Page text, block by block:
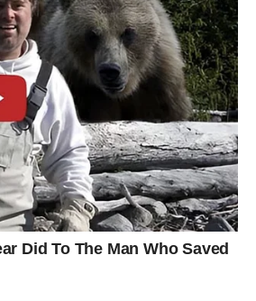
veoma romantičan i emotivan dan.
je susret koji odmah djeluje
raspoloženje